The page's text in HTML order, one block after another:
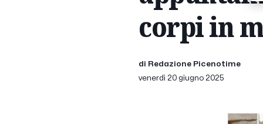
corpi in
di Redazione Picenotime
venerdì 20 giugno 2025